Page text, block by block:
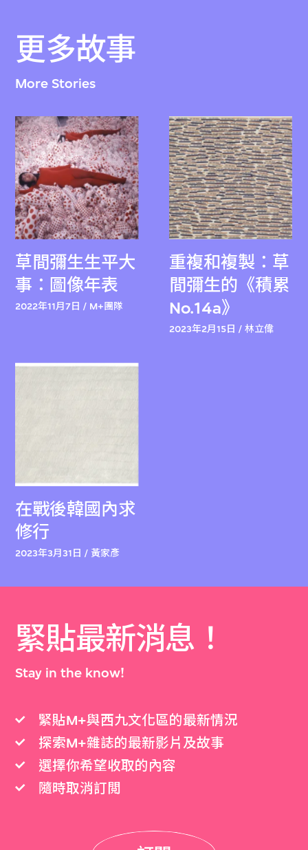
更多故事
More Stories
草間彌生生平大
事：圖像年表
2022年11月7日 / M+團隊
重複和複製：草
間彌生的《積累
No.14a》
2023年2月15日 / 林立偉
在戰後韓國內求
修行
2023年3月31日 / 黃家彥
緊貼最新消息！
Stay in the know!
緊貼M+與西九文化區的最新情況
探索M+雜誌的最新影片及故事
選擇你希望收取的內容
隨時取消訂閲